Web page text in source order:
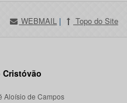
WEBMAIL | Topo do Site
Cristóvão
Aloísio de Campos